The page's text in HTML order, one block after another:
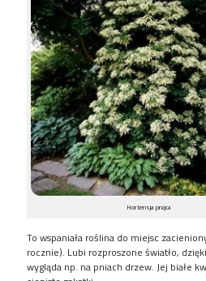
Hortensja pnąca
To wspaniała roślina do miejsc zacienio
rocznie). Lubi rozproszone światło,
wygląda np. na pniach drzew. Jej białe